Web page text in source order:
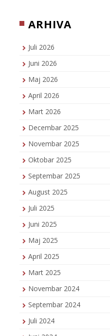
ARHIVA
Juli 2026
Juni 2026
Maj 2026
April 2026
Mart 2026
Decembar 2025
Novembar 2025
Oktobar 2025
Septembar 2025
August 2025
Juli 2025
Juni 2025
Maj 2025
April 2025
Mart 2025
Novembar 2024
Septembar 2024
Juli 2024